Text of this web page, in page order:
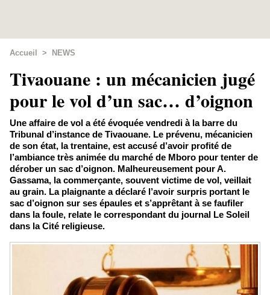
Accueil > NEWS
Tivaouane : un mécanicien jugé
pour le vol d’un sac… d’oignon
Une affaire de vol a été évoquée vendredi à la barre du
Tribunal d’instance de Tivaouane. Le prévenu, mécanicien
de son état, la trentaine, est accusé d’avoir profité de
l’ambiance très animée du marché de Mboro pour tenter de
dérober un sac d’oignon. Malheureusement pour A.
Gassama, la commerçante, souvent victime de vol, veillait
au grain. La plaignante a déclaré l’avoir surpris portant le
sac d’oignon sur ses épaules et s’apprêtant à se faufiler
dans la foule, relate le correspondant du journal Le Soleil
dans la Cité religieuse.